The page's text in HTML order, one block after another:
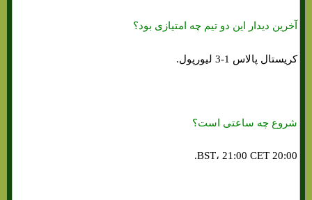
آخرین دیدار این دو تیم چه امتیازی بود؟
کریستال پالاس 1-3 لیورپول.
شروع چه ساعتی است؟
20:00 BST، 21:00 CET.